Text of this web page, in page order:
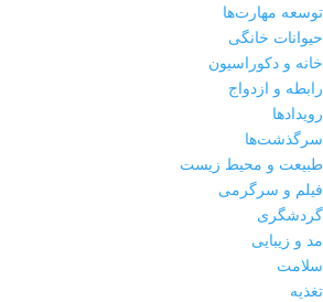
توسعه مهارت‌ها
حیوانات خانگی
خانه و دکوراسیون
رابطه و ازدواج
رویدادها
سرگذشت‌ها
طبیعت و محیط زیست
فیلم و سرگرمی
گردشگری
مد و زیبایی
سلامت
تغذیه